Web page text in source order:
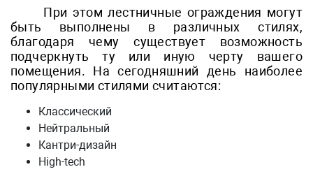
При этом лестничные ограждения могут
быть выполнены в различных стилях,
благодаря чему существует возможность
подчеркнуть ту или иную черту вашего
помещения. На сегодняшний день наиболее
популярными стилями считаются:
Классический
Нейтральный
Кантри-дизайн
High-tech